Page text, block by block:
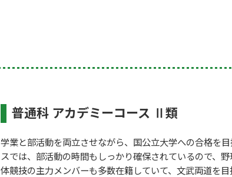
普通科 アカデミーコース Ⅱ類
学業と部活動を両立させながら、国公立大学への合格を
スでは、部活動の時間もしっかり確保されているので、
体競技の主力メンバーも多数在籍していて、文武両道を目